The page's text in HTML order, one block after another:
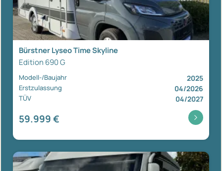
Bürstner Lyseo Time Skyline
Edition 690 G
Modell-/Baujahr 2025
Erstzulassung 04/2026
TÜV 04/2027
59.999 €